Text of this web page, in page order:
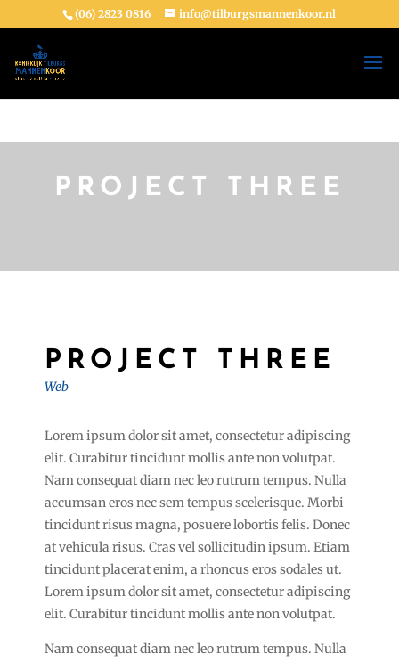
(06) 2823 0816 info@tilburgsmannenkoor.nl
PROJECT THREE
PROJECT THREE
Web
Lorem ipsum dolor sit amet, consectetur adipiscing
elit. Curabitur tincidunt mollis ante non volutpat.
Nam consequat diam nec leo rutrum tempus. Nulla
accumsan eros nec sem tempus scelerisque. Morbi
tincidunt risus magna, posuere lobortis felis. Donec
at vehicula risus. Cras vel sollicitudin ipsum. Etiam
tincidunt placerat enim, a rhoncus eros sodales ut.
Lorem ipsum dolor sit amet, consectetur adipiscing
elit. Curabitur tincidunt mollis ante non volutpat.
Nam consequat diam nec leo rutrum tempus. Nulla